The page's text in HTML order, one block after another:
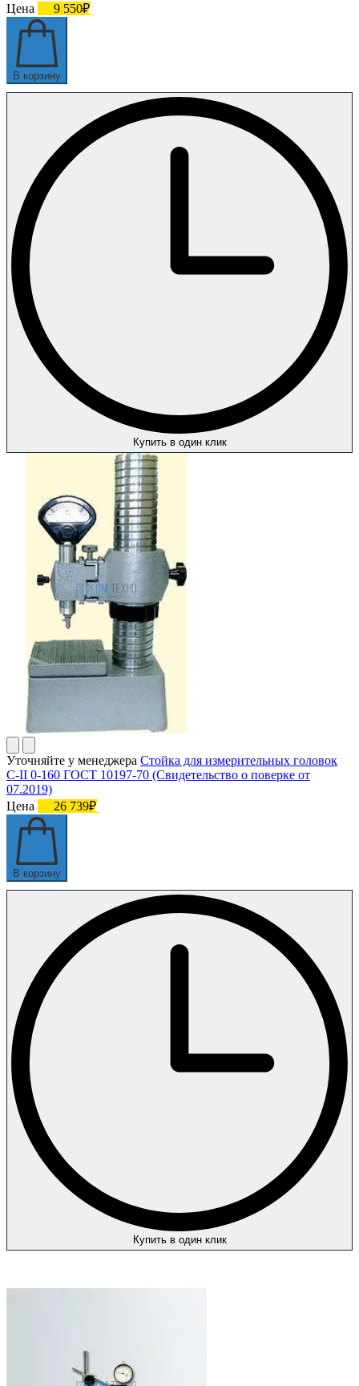
Цена
9 550₽
В корзину
Купить в один клик
Уточняйте у менеджера Стойка для измерительных головок
С-II 0-160 ГОСТ 10197-70 (Свидетельство о поверке от
07.2019)
Цена
26 739₽
В корзину
Купить в один клик